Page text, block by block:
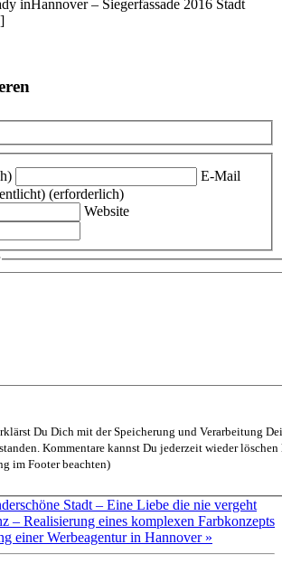
inHannover – Siegerfassade 2016 Stadt
E-Mail
(erforderlich)
Website
Du Dich mit der Speicherung und Verarbeitung
wieder löschen lassen
im Footer beachten)
Stadt – Eine Liebe die nie vergeht
– Realisierung eines komplexen Farbkonzepts
einer Werbeagentur in Hannover »